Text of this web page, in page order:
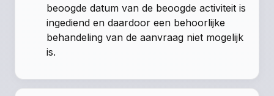
beoogde datum van de beoogde activiteit is
ingediend en daardoor een behoorlijke
behandeling van de aanvraag niet mogelijk
is.